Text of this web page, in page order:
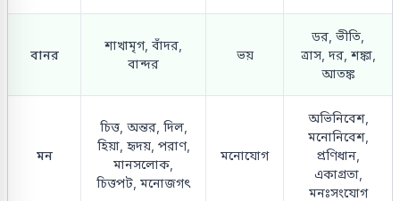
বানর
শাখামৃগ, বাঁদর,
বান্দর
ভয়
ডর, ভীতি,
ত্রাস, দর, শঙ্কা,
আতঙ্ক
মন
চিত্ত, অন্তর, দিল,
হিয়া, হৃদয়, পরাণ,
মানসলোক,
চিত্তপট, মনোজগৎ
মনোযোগ
অভিনিবেশ,
মনোনিবেশ,
প্রণিধান,
একাগ্রতা,
মনঃসংযোগ